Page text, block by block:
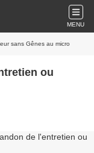
MENU
sans Gênes au micro
ou